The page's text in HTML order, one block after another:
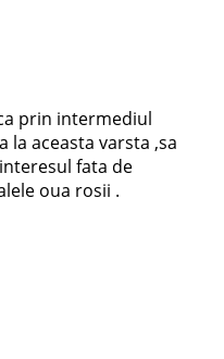
prin intermediul
la aceasta varsta ,sa
fata de
oua rosii .